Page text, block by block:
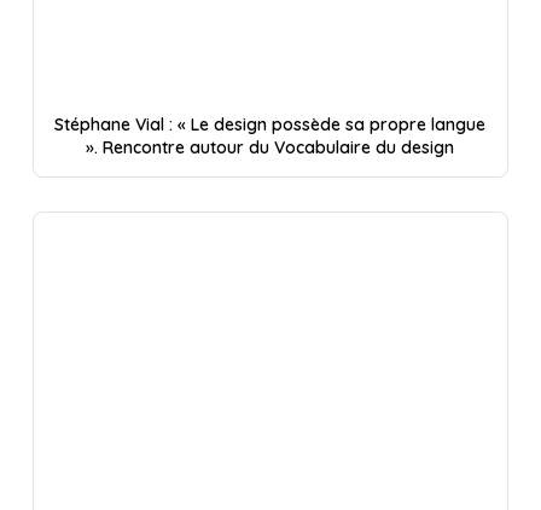
Stéphane Vial : « Le design possède sa propre langue
». Rencontre autour du Vocabulaire du design